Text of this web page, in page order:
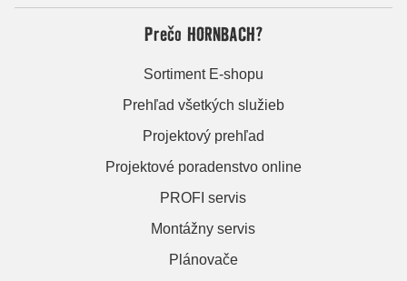
Prečo HORNBACH?
Sortiment E-shopu
Prehľad všetkých služieb
Projektový prehľad
Projektové poradenstvo online
PROFI servis
Montážny servis
Plánovače